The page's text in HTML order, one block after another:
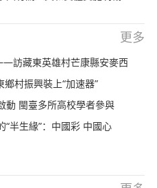
更多
訪藏東英雄村芒康縣安麥西
村振興裝上“加速器”
動 閩臺多所高校學者參與
半生緣”：中國彩 中國心